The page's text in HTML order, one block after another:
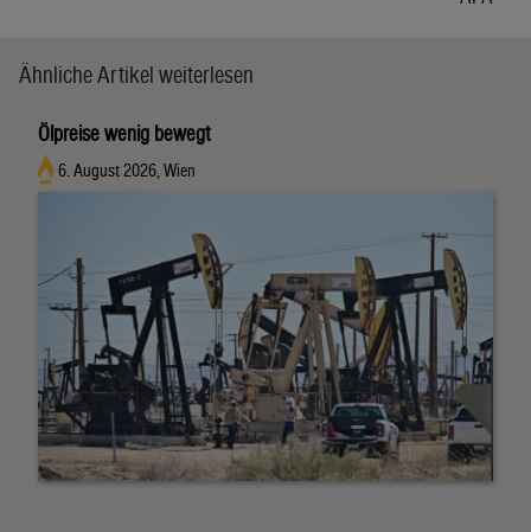
Ähnliche Artikel weiterlesen
Ölpreise wenig bewegt
6. August 2026, Wien